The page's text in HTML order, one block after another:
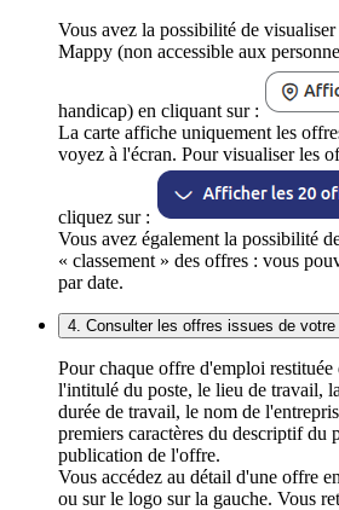
Vous avez la possibilité de
Mappy (non accessible aux
handicap) en cliquant sur :
La carte affiche uniquement les
voyez à l'écran. Pour visualiser les
cliquez sur :
Vous avez également la possibilité
« classement » des offres : vous
par date.
4. Consulter les offres issues de votre
Pour chaque offre d'emploi
l'intitulé du poste, le lieu de travail,
durée de travail, le nom de
premiers caractères du descriptif du
publication de l'offre.
Vous accédez au détail d'une offre
ou sur le logo sur la gauche. Vous